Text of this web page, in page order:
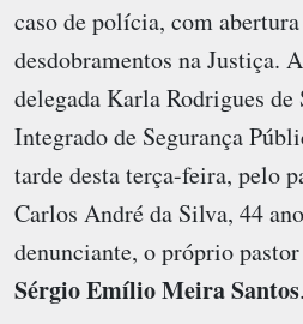
caso de polícia, com
desdobramentos na Justiça.
delegada Karla Rodrigues
Integrado de Segurança
tarde desta terça-feira, pelo
Carlos André da Silva, 44
denunciante, o próprio
Sérgio Emílio Meira Santos.